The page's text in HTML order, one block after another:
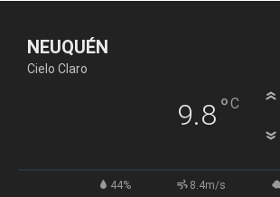
NEUQUÉN
Cielo Claro
9.8°C
44% 8.4m/s